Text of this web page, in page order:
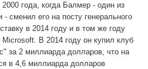
года, когда Балмер - один из
сменил его на посту генерального
в 2014 году и в том же году
В 2014 году он купил клуб
за 2 миллиарда долларов, что на
в 4,6 миллиарда долларов